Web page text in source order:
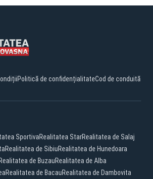
Politică de confidențialitateCod de conduită
SportivaRealitatea StarRealitatea de Salaj
Realitatea de SibiuRealitatea de Hunedoara
Realitatea de BuzauRealitatea de Alba
Realitatea de BacauRealitatea de Dambovita